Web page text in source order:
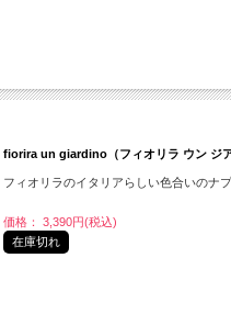
fiorira un giardino（フィオリラ ウン ジ
フィオリラのイタリアらしい色合いのナ
価格： 3,390円(税込)
在庫切れ